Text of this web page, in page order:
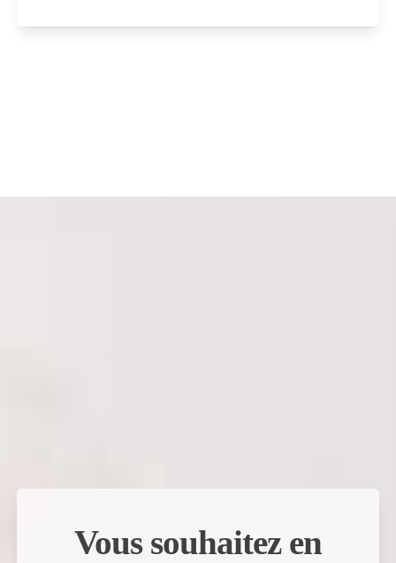
Vous souhaitez en